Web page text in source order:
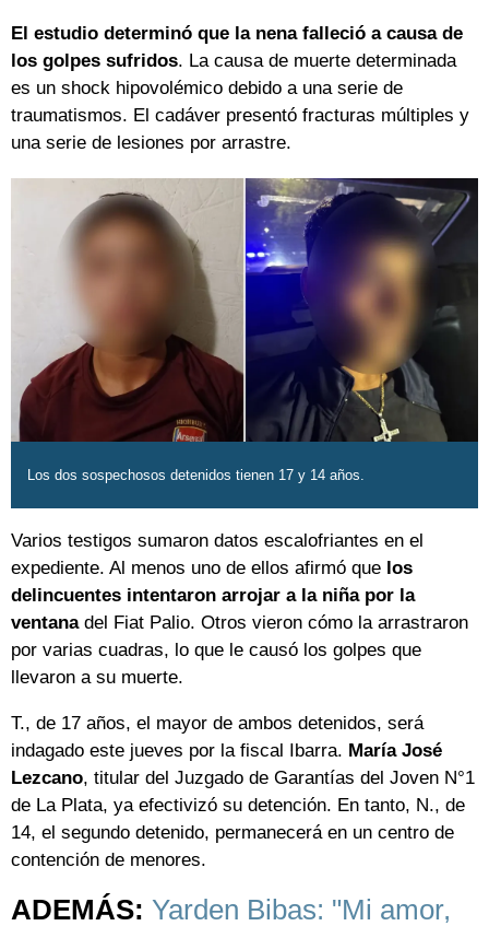
El estudio determinó que la nena falleció a causa de
los golpes sufridos. La causa de muerte determinada
es un shock hipovolémico debido a una serie de
traumatismos. El cadáver presentó fracturas múltiples y
una serie de lesiones por arrastre.
Los dos sospechosos detenidos tienen 17 y 14 años.
Varios testigos sumaron datos escalofriantes en el
expediente. Al menos uno de ellos afirmó que los
delincuentes intentaron arrojar a la niña por la
ventanadel Fiat Palio. Otros vieron cómo la arrastraron
por varias cuadras, lo que le causó los golpes que
llevaron a su muerte.
T., de 17 años, el mayor de ambos detenidos, será
indagado este jueves por la fiscal Ibarra. María José
Lezcano, titular del Juzgado de Garantías del Joven N°1
de La Plata, ya efectivizó su detención. En tanto, N., de
14, el segundo detenido, permanecerá en un centro de
contención de menores.
ADEMÁS: Yarden Bibas: "Mi amor,